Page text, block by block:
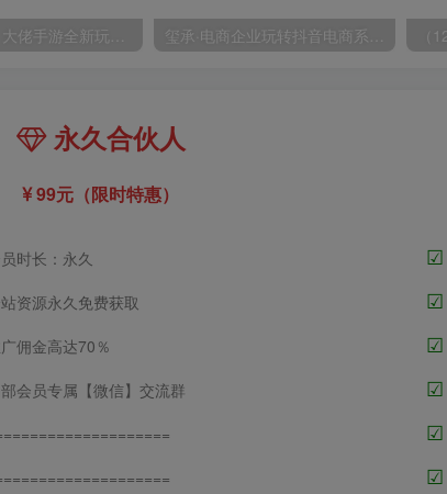
（10401期）大佬手游全新玩法，轻松日入几张，风口信息差玩法，当天见收益，小白一… admin的头像-飓风网创资源站 admin 玺承·电商企业玩转抖音电商系列课，6大维度，6位老师，线上揭秘抖音商家入局SOP
永久合伙人
99元（限时特惠）
时长：永久
资源永久免费获取
佣金高达70％
会员专属【微信】交流群
☑
☑
☑
☑
☑
☑